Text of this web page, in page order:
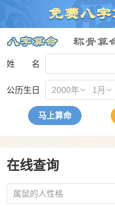
姓 名
公历生日 2000年 1月
马上算命
在线查询
属鼠的人性格